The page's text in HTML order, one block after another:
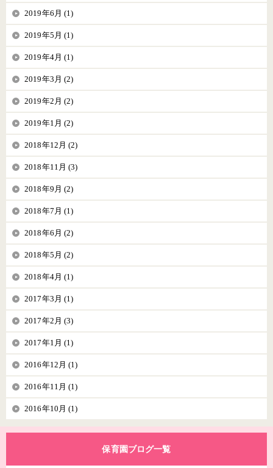
2019年6月 (1)
2019年5月 (1)
2019年4月 (1)
2019年3月 (2)
2019年2月 (2)
2019年1月 (2)
2018年12月 (2)
2018年11月 (3)
2018年9月 (2)
2018年7月 (1)
2018年6月 (2)
2018年5月 (2)
2018年4月 (1)
2017年3月 (1)
2017年2月 (3)
2017年1月 (1)
2016年12月 (1)
2016年11月 (1)
2016年10月 (1)
保育園ブログ一覧